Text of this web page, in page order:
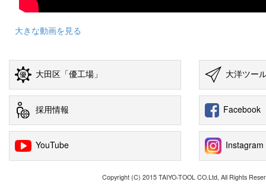
大きな動画を見る
大田区「優工場」 大洋ツー
採用情報 Facebook
YouTube Instagram
Copyright (C) 2015 TAIYO-TOOL CO.Ltd, All Rights